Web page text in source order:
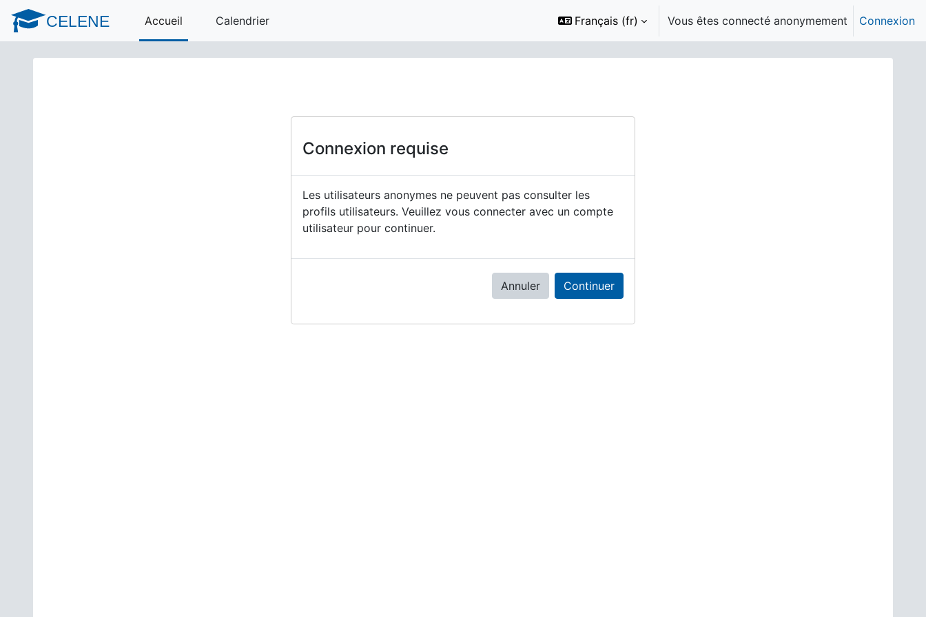
Passer au contenu principal
CELENE Accueil Calendrier Français ‎(fr)‎ Vous êtes connecté anonymement Connexion
Connexion requise
Les utilisateurs anonymes ne peuvent pas consulter les
profils utilisateurs. Veuillez vous connecter avec un compte
utilisateur pour continuer.
Annuler Continuer